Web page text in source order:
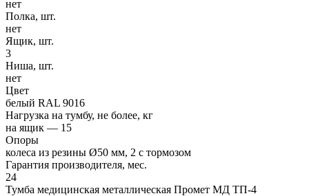
нет
Полка, шт.
нет
Ящик, шт.
3
Ниша, шт.
нет
Цвет
белый RAL 9016
Нагрузка на тумбу, не более, кг
на ящик — 15
Опоры
колеса из резины Ø50 мм, 2 с тормозом
Гарантия производителя, мес.
24
Тумба медицинская металлическая Промет МД ТП-4